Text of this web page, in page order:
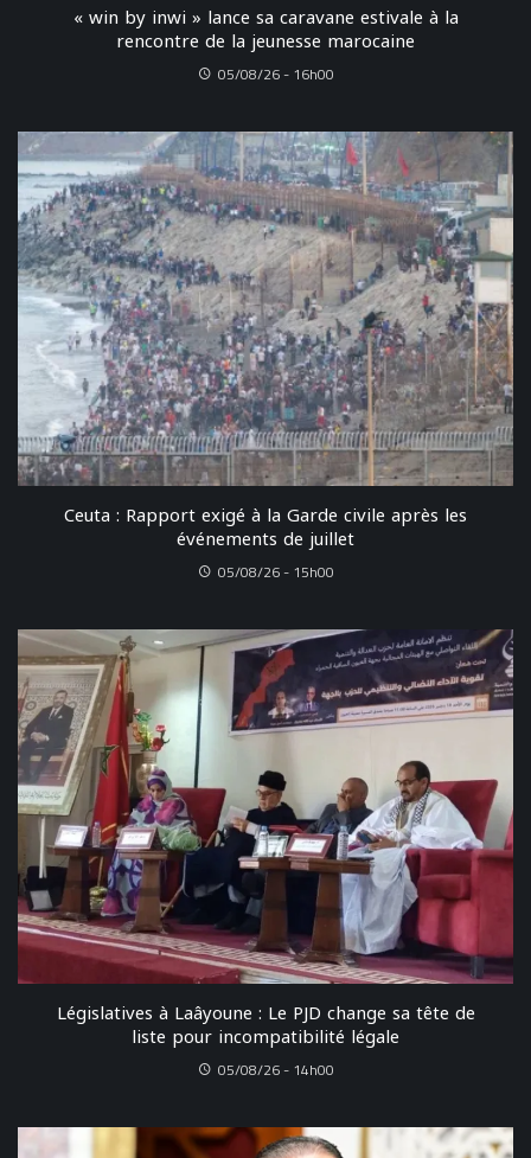
« win by inwi » lance sa caravane estivale à la
rencontre de la jeunesse marocaine
05/08/26 - 16h00
Ceuta : Rapport exigé à la Garde civile après les
événements de juillet
05/08/26 - 15h00
Législatives à Laâyoune : Le PJD change sa tête de
liste pour incompatibilité légale
05/08/26 - 14h00